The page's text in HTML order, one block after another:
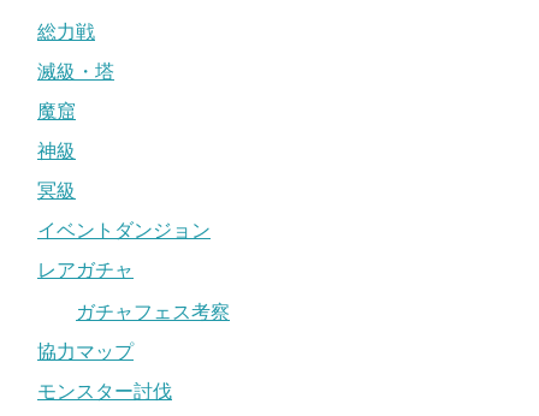
総力戦
滅級・塔
魔窟
神級
冥級
イベントダンジョン
レアガチャ
ガチャフェス考察
協力マップ
モンスター討伐